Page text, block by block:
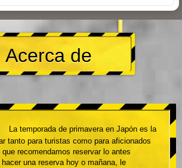
Acerca de
La temporada de primavera en Japón es la
tanto para turistas como para aficionados
recomendamos reservar lo antes
una reserva hoy o mañana, le